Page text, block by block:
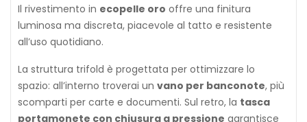
Portafoglio e Porta Carte EasyCard Nero Opaco –
NelQuieOra
29,90 € 24,90 €
Il rivestimento in ecopelle oro offre una finitura
luminosa ma discreta, piacevole al tatto e resistente
all’uso quotidiano.
La struttura trifold è progettata per ottimizzare lo
spazio: all’interno troverai un vano per banconote, più
scomparti per carte e documenti. Sul retro, la tasca
portamonete con chiusura a pressione garantisce